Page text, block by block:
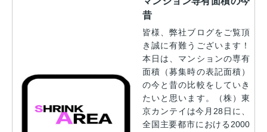
昔
皆様、弊社ブログをご覧頂
き誠に有難うございます！
本日は、マンションの専有
面積（募集時の表記面積）
の今と昔の比較をしていき
たいと思います。（株）東
京カンテイは今月28日に、
全国主要都市における2000